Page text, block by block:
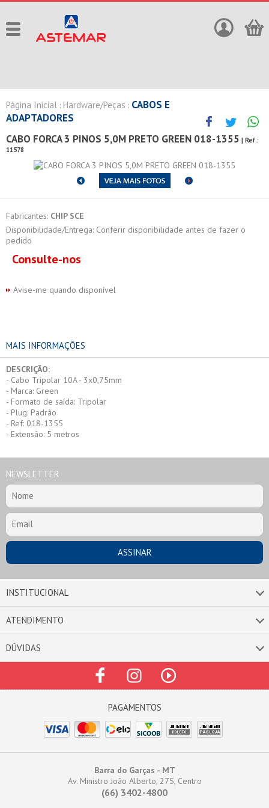
Página Inicial : Hardware/Peças : CABOS E
ADAPTADORES
CABO FORCA 3 PINOS 5,0M PRETO GREEN 018-1355 | Ref.:
11578
Fabricantes: CHIP SCE
Disponibilidade/Entrega: Conferir disponibilidade antes de fazer o
pedido
Consulte-nos
Avise-me quando disponível
MAIS INFORMAÇÕES
DESCRIÇÃO:
- Cabo Tripolar 10A - 3x0,75mm
- Marca: Green
- Formato de saída: Tripolar
- Plug: Padrão
- Ref: 018-1355
- Extensão: 5 metros
NEWSLETTER
INSTITUCIONAL
ATENDIMENTO
DÚVIDAS
Barra do Garças - MT
Av. Ministro João Alberto, 275, Centro
(66) 3402-4800